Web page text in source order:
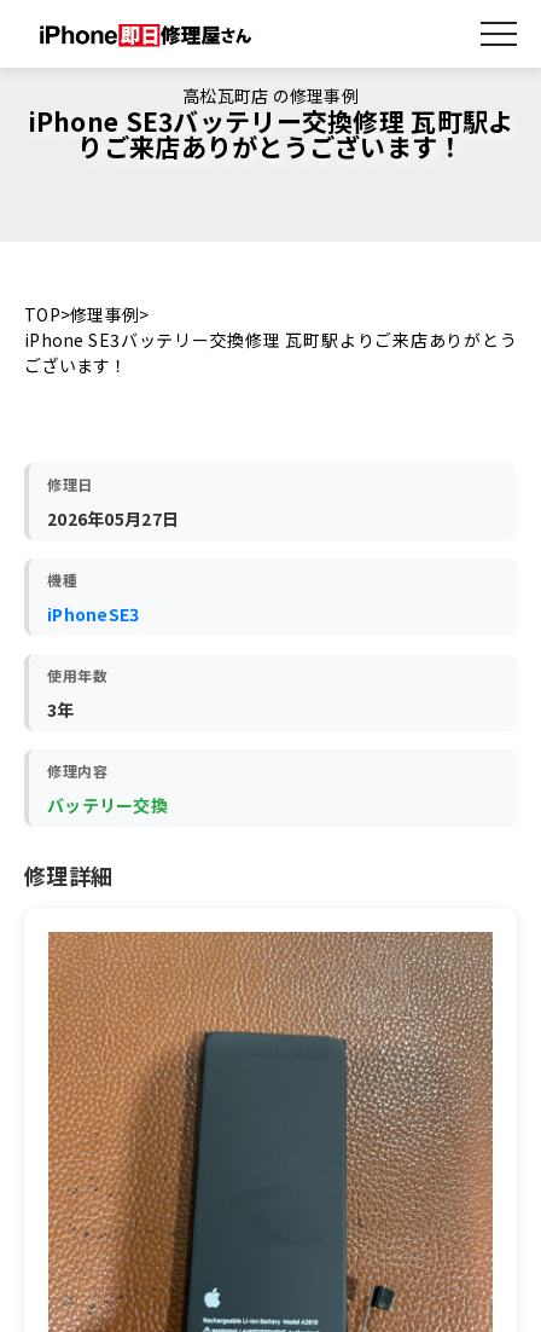
高松瓦町店 の修理事例
iPhone SE3バッテリー交換修理 瓦町駅よ
りご来店ありがとうございます！
TOP 修理事例
iPhone SE3バッテリー交換修理 瓦町駅よりご来店ありがとう
ございます！
修理日
2026年05月27日
機種
iPhoneSE3
使用年数
3年
修理内容
バッテリー交換
修理詳細